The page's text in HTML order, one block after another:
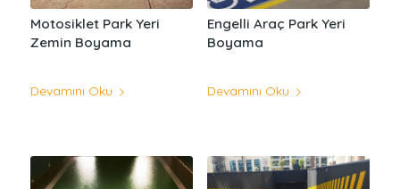
Motosiklet Park Yeri
Zemin Boyama
Devamını Oku
Engelli Araç Park Yeri
Boyama
Devamını Oku